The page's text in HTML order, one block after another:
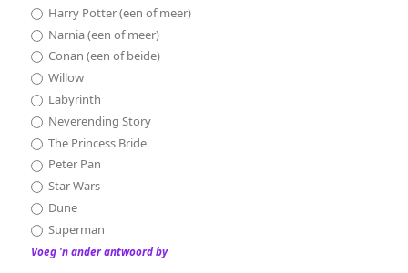
Harry Potter (een of meer)
Narnia (een of meer)
Conan (een of beide)
Willow
Labyrinth
Neverending Story
The Princess Bride
Peter Pan
Star Wars
Dune
Superman
Voeg 'n ander antwoord by